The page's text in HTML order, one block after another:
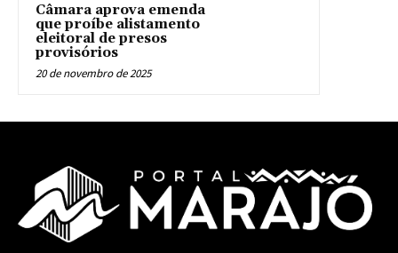
Câmara aprova emenda
que proíbe alistamento
eleitoral de presos
provisórios
20 de novembro de 2025